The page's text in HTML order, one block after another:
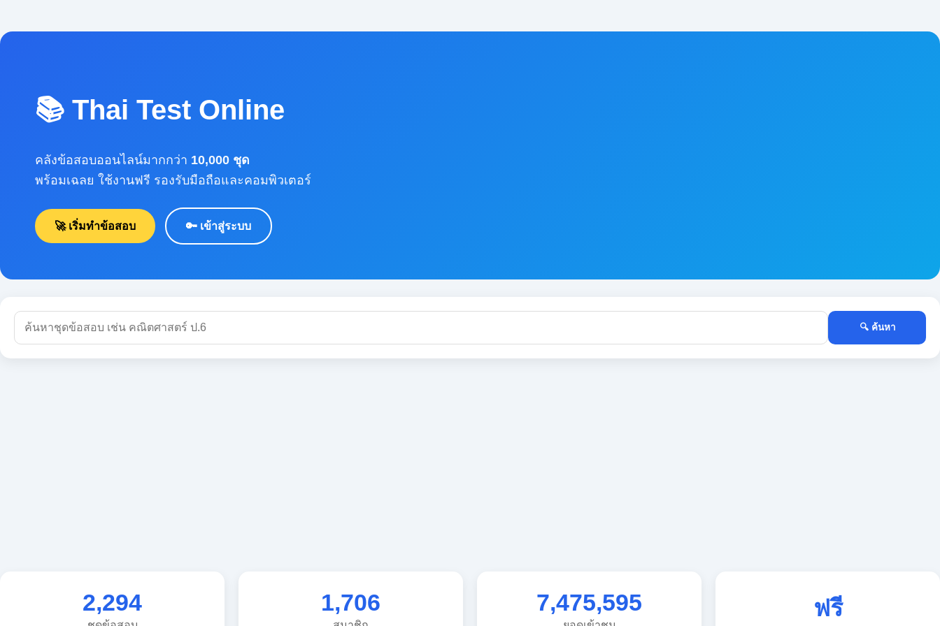
📚 Thai Test Online
คลังข้อสอบออนไลน์มากกว่า10,000 ชุด
พร้อมเฉลย ใช้งานฟรี รองรับมือถือและคอมพิวเตอร์
🚀 เริ่มทำข้อสอบ 🔑 เข้าสู่ระบบ
2,294
ชุดข้อสอบ
1,706
สมาชิก
7,475,595
ยอดเข้าชม
ฟรี
ใช้งานตลอด 24 ชั่วโมง